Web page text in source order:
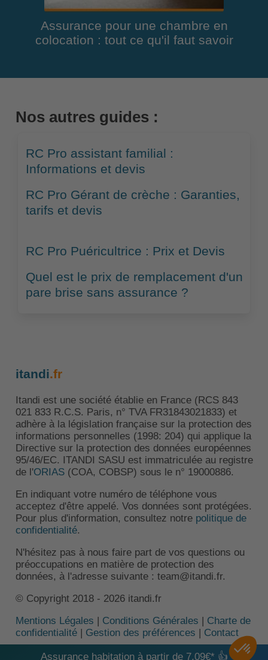
Assurance pour une chambre en
colocation : tout ce qu'il faut savoir
Nos autres guides :
RC Pro assistant familial :
Informations et devis
RC Pro Gérant de crèche : Garanties,
tarifs et devis
RC Pro Puéricultrice : Prix et Devis
Quel est le prix de remplacement d'un
pare brise sans assurance ?
Assurance habitation à partir de 7,09€* 👍
itandi.fr
Itandi est une société établie en France (RCS 843
021 833 R.C.S. Paris, n° TVA FR31843021833) et
adhère à la législation française sur la protection des
informations personnelles (1998: 204) qui applique la
Directive sur la protection des données européennes
95/46/EC. ITANDI SASU est immatriculée au registre
de l'ORIAS(COA, COBSP) sous le n° 19000886.
En indiquant votre numéro de téléphone vous
acceptez d'être appelé. Vos données sont protégées.
Pour plus d'information, consultez notre politique de
confidentialité.
N'hésitez pas à nous faire part de vos questions ou
préoccupations en matière de protection des
données, à l'adresse suivante : team@itandi.fr.
© Copyright 2018 - 2026 itandi.fr
Mentions Légales | Conditions Générales | Charte de
confidentialité| Gestion des préférences | Contact